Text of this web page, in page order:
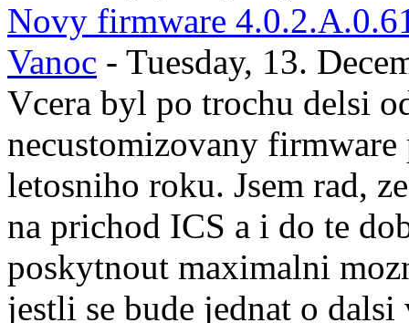
Novy firmware
Vanoc - Tuesday, 13.
Vcera byl po trochu delsi
necustomizovany
letosniho roku. Jsem rad,
na prichod ICS a i do te
poskytnout maximalni
jestli se bude jednat o